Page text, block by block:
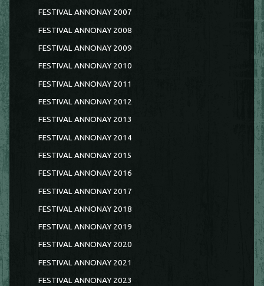
FESTIVAL ANNONAY 2007
FESTIVAL ANNONAY 2008
FESTIVAL ANNONAY 2009
FESTIVAL ANNONAY 2010
FESTIVAL ANNONAY 2011
FESTIVAL ANNONAY 2012
FESTIVAL ANNONAY 2013
FESTIVAL ANNONAY 2014
FESTIVAL ANNONAY 2015
FESTIVAL ANNONAY 2016
FESTIVAL ANNONAY 2017
FESTIVAL ANNONAY 2018
FESTIVAL ANNONAY 2019
FESTIVAL ANNONAY 2020
FESTIVAL ANNONAY 2021
FESTIVAL ANNONAY 2023